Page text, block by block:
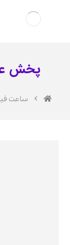
پخش
ساعت